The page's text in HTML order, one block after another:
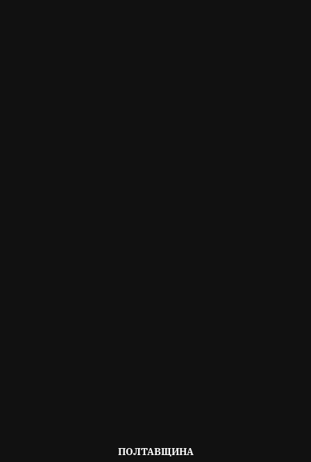
ОПУБЛІКОВАНО
ПОЛТАВЩИНА